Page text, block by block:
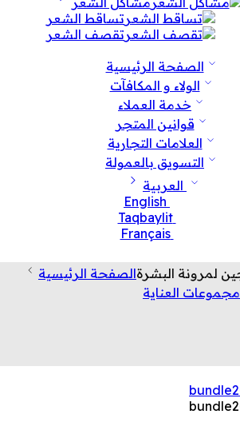
تساقط الشعر
تقصف الشعر
الصفحة الرئيسية
الولاء و المكافآت
خدمة العملاء
قوانين المتجر
العلامات التجارية
التسويق بالعمولة
العربية
English
Taqbaylit
Français
الصفحة الرئيسية
مجموعات العناية